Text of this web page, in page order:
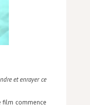
et enrayer ce
film commence